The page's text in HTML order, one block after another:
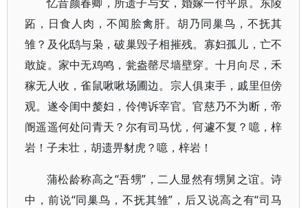
跖，日食人肉，不闻脍禽肝。胡乃同巢鸟，不抚其
雏？及化鸱与枭，破巢毁子相摧残。寡妇孤儿，亡不
敢旋。家中无鸡鸣，瓮盎罄尽墙壁穿。十月向尽，禾
稼无人收，雀鼠啾啾场圃边。宗人俱束手，戚里但傍
观。遂令闺中嫠妇，伶俜诉宰官。官慈乃不为断，帝
阍遥遥何处问青天？尔有司马忧，何遽不复？噫，梓
岩！子未壮，胡遗畀豺虎？噫，梓岩！
蒲松龄称高之“吾甥”，二人显然有甥舅之谊。诗
中，前说“同巢鸟，不抚其雏”，后又说高之有“司马